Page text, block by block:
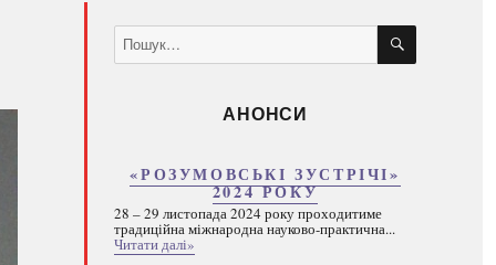
Пошук
за
ШУКАТИ
АНОНСИ
«РОЗУМОВСЬКІ ЗУСТРІЧІ»
2024 РОКУ
28 – 29 листопада 2024 року проходитиме
традиційна міжнародна науково-практична...
Читати далі»